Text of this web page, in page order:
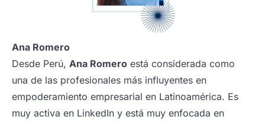
Ana Romero
Desde Perú, Ana Romero está considerada como
una de las profesionales más influyentes en
empoderamiento empresarial en Latinoamérica. Es
muy activa en LinkedIn y está muy enfocada en